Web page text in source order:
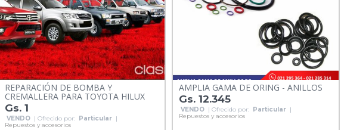
REPARACIÓN DE BOMBA Y
CREMALLERA PARA TOYOTA HILUX
Gs. 1
VENDO | Ofrecido por: Particular |
Repuestos y accesorios
AMPLIA GAMA DE ORING - ANILLOS
Gs. 12.345
VENDO | Ofrecido por: Particular |
Repuestos y accesorios